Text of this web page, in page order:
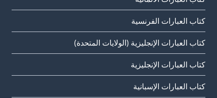
كتاب العبارات الفرنسية
كتاب العبارات الإنجليزية (الولايات المتحدة)
كتاب العبارات الإنجليزية
كتاب العبارات الإسبانية